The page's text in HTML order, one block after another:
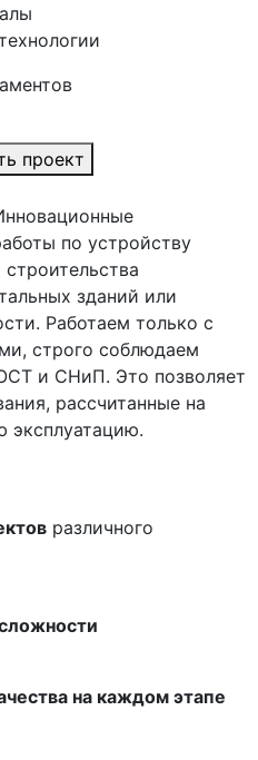
проект
по устройству
зданий или
Работаем только с
строго соблюдаем
и СНиП. Это позволяет
рассчитанные на
эксплуатацию.
различного
на каждом этапе